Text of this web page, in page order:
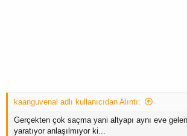
kaanguvenal adlı kullanıcıdan Alıntı:
Gerçekten çok saçma yani altyapı aynı eve
yaratıyor anlaşılmıyor ki...